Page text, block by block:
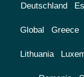
Deutschland
Global Greece
Lithuania